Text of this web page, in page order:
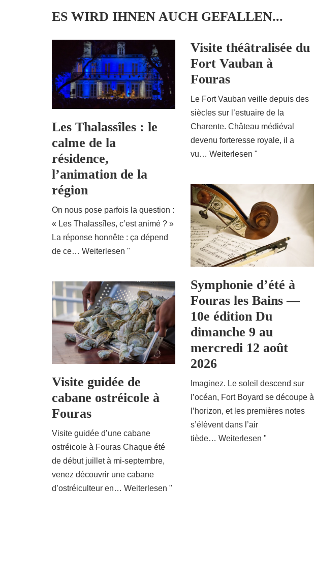
ES WIRD IHNEN AUCH GEFALLEN...
Les Thalassîles : le
calme de la
résidence,
l’animation de la
région
On nous pose parfois la question :
« Les Thalassîles, c’est animé ? »
La réponse honnête : ça dépend
de ce… Weiterlesen "
Visite théâtralisée du
Fort Vauban à
Fouras
Le Fort Vauban veille depuis des
siècles sur l’estuaire de la
Charente. Château médiéval
devenu forteresse royale, il a
vu… Weiterlesen "
Symphonie d’été à
Fouras les Bains —
10e édition Du
dimanche 9 au
mercredi 12 août
2026
Imaginez. Le soleil descend sur
l’océan, Fort Boyard se découpe à
l’horizon, et les premières notes
s’élèvent dans l’air
tiède… Weiterlesen "
Visite guidée de
cabane ostréicole à
Fouras
Visite guidée d’une cabane
ostréicole à Fouras Chaque été
de début juillet à mi-septembre,
venez découvrir une cabane
d’ostréiculteur en… Weiterlesen "